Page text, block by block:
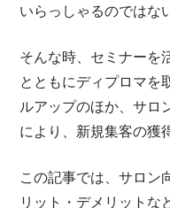
いらっしゃるのではな
そんな時、セミナーを
とともにディプロマを
ルアップのほか、サロ
により、新規集客の獲
この記事では、サロン
リット・デメリットな